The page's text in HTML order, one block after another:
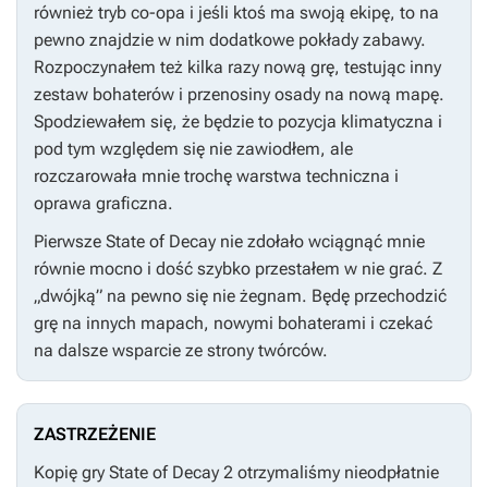
również tryb co-opa i jeśli ktoś ma swoją ekipę, to na
pewno znajdzie w nim dodatkowe pokłady zabawy.
Rozpoczynałem też kilka razy nową grę, testując inny
zestaw bohaterów i przenosiny osady na nową mapę.
Spodziewałem się, że będzie to pozycja klimatyczna i
pod tym względem się nie zawiodłem, ale
rozczarowała mnie trochę warstwa techniczna i
oprawa graficzna.
Pierwsze State of Decay nie zdołało wciągnąć mnie
równie mocno i dość szybko przestałem w nie grać. Z
„dwójką” na pewno się nie żegnam. Będę przechodzić
grę na innych mapach, nowymi bohaterami i czekać
na dalsze wsparcie ze strony twórców.
ZASTRZEŻENIE
Kopię gry State of Decay 2 otrzymaliśmy nieodpłatnie